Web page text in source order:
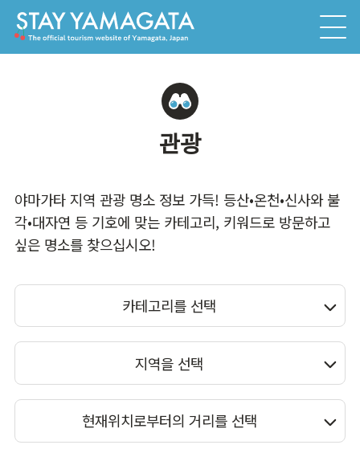
관광
야마가타 지역 관광 명소 정보 가득! 등산•온천•신사와 불
각•대자연 등 기호에 맞는 카테고리, 키워드로 방문하고
싶은 명소를 찾으십시오!
카테고리를 선택
지역을 선택
현재위치로부터의 거리를 선택